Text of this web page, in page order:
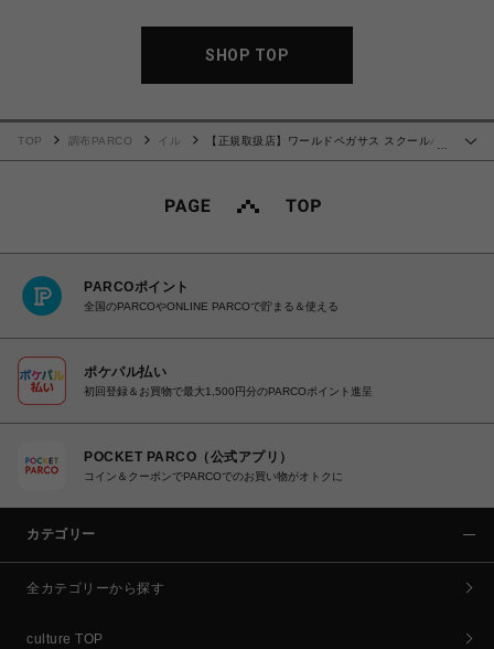
SHOP TOP
…
TOP 調布PARCO イル
【正規取扱店】ワールドペガサス スクールバ
PARCOポイント
全国のPARCOやONLINE PARCOで貯まる＆使える
ポケパル払い
初回登録＆お買物で最大1,500円分のPARCOポイント進呈
POCKET PARCO（公式アプリ）
コイン＆クーポンでPARCOでのお買い物がオトクに
カテゴリー
全カテゴリーから探す
culture TOP